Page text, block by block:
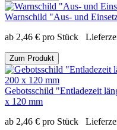
Warnschild "Aus- und
ab 2,46 € pro Stück
Zum Produkt
Gebotsschild "Entladezeit
x 120 mm
ab 2,46 € pro Stück